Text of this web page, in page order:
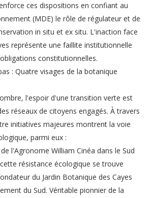
ces dispositions en confiant au
(MDE) le rôle de régulateur et de
in situ et ex situ. L'inaction face
représente une faillite institutionnelle
constitutionnelles.
: Quatre visages de la botanique
l'espoir d'une transition verte est
réseaux de citoyens engagés. À travers
initiatives majeures montrent la voie
parmi eux :
l'Agronome William Cinéa dans le Sud
résistance écologique se trouve
du Jardin Botanique des Cayes
du Sud. Véritable pionnier de la